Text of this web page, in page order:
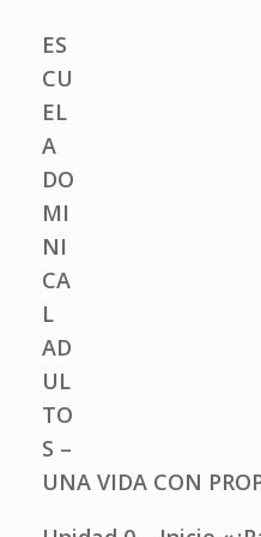
ES
CU
EL
A
DO
MI
NI
CA
L
AD
UL
TO
S –
UNA VIDA CON